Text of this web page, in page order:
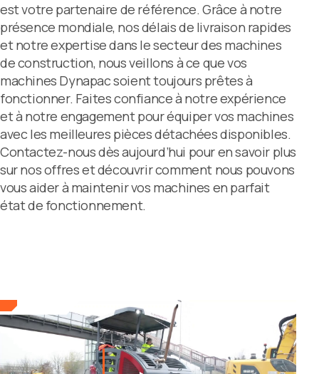
est votre partenaire de référence. Grâce à notre
présence mondiale, nos délais de livraison rapides
et notre expertise dans le secteur des machines
de construction, nous veillons à ce que vos
machines Dynapac soient toujours prêtes à
fonctionner. Faites confiance à notre expérience
et à notre engagement pour équiper vos machines
avec les meilleures pièces détachées disponibles.
Contactez-nous dès aujourd’hui pour en savoir plus
sur nos offres et découvrir comment nous pouvons
vous aider à maintenir vos machines en parfait
état de fonctionnement.